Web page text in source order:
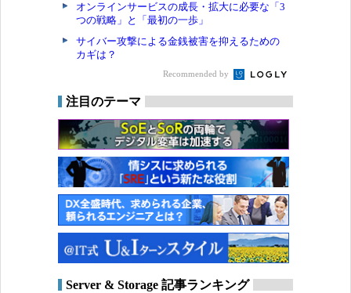
オンラインサービスの成長・拡大に必要な「3
つの戦略」と「最初の一歩」
サイバー攻撃による金銭被害を抑えるための
カギは？
Recommended by
注目のテーマ
Server & Storage 記事ランキング